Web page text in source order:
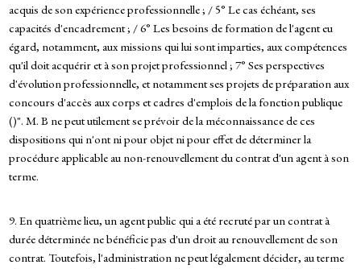
acquis de son expérience professionnelle ; / 5° Le cas échéant, ses
capacités d'encadrement ; / 6° Les besoins de formation de l'agent eu
égard, notamment, aux missions qui lui sont imparties, aux compétences
qu'il doit acquérir et à son projet professionnel ; 7° Ses perspectives
d'évolution professionnelle, et notamment ses projets de préparation aux
concours d'accès aux corps et cadres d'emplois de la fonction publique
()". M. B ne peut utilement se prévoir de la méconnaissance de ces
dispositions qui n'ont ni pour objet ni pour effet de déterminer la
procédure applicable au non-renouvellement du contrat d'un agent à son
terme.
9. En quatrième lieu, un agent public qui a été recruté par un contrat à
durée déterminée ne bénéficie pas d'un droit au renouvellement de son
contrat. Toutefois, l'administration ne peut légalement décider, au terme